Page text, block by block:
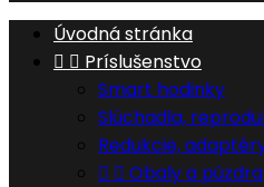
Úvodná stránka
  Príslušenstvo
Smart hodinky
Slúchadla,
Redukcie,
  Obaly a púzdra